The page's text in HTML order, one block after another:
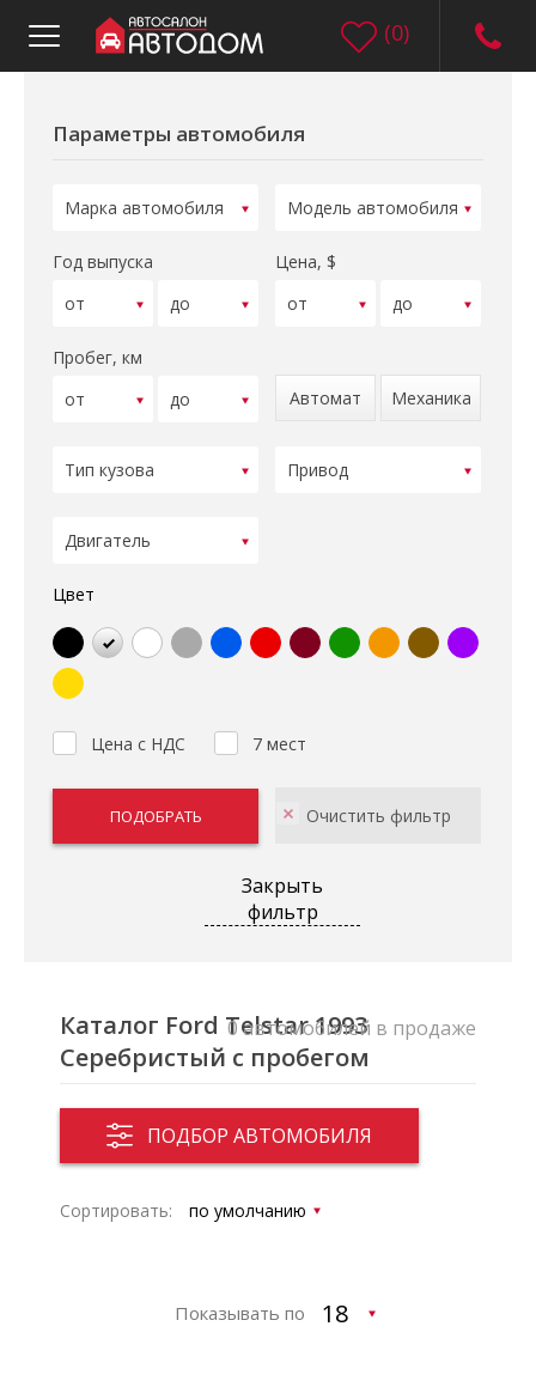
(0)
Параметры автомобиля
Год выпуска Цена, $
Пробег, км
Автомат
Механика
Цвет
Цена с НДС 7 мест
Закрыть
фильтр
Каталог Ford Telstar 1993
Серебристый с пробегом
ПОДБОР АВТОМОБИЛЯ
0 автомобилей в продаже
Сортировать:
Показывать по